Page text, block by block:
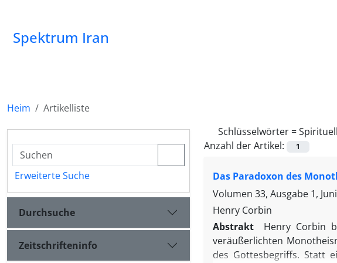
Spektrum Iran
Heim
Artikelliste
Schlüsselwörter =
Anzahl der Artikel:
1
Das Paradoxon des
Volumen 33, Ausgabe 1,
Henry Corbin
Abstrakt
Henry Corbin
veräußerlichten
des Gottesbegriffs. Statt
Erweiterte Suche
Durchsuche
Zeitschrifteninfo